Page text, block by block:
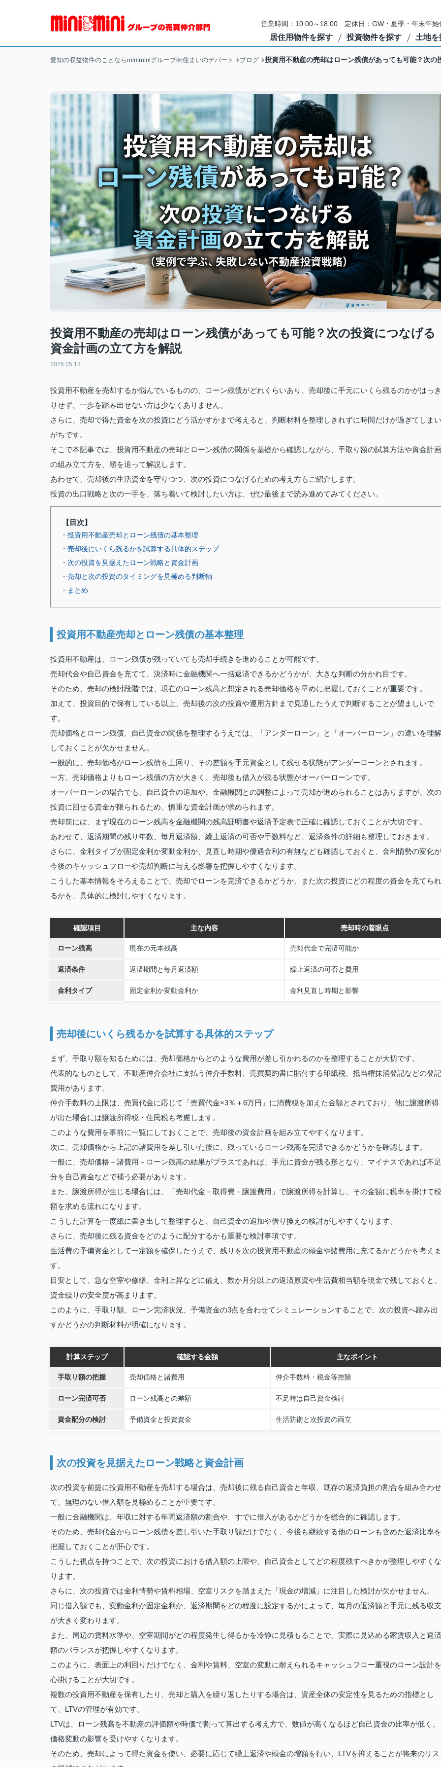
営業時間：10:00～18:00 定休日：GW・夏季・年末年始
居住用物件を探す 投資物件を探す 土地を
愛知の収益物件のことならminiminiグループ㈱住まいのデパート ブログ 投資用不動産の売却はローン残債があっても可能？次
投資用不動産の売却はローン残債があっても可能？次の投資につなげる
資金計画の立て方を解説
2026.05.13
投資用不動産を売却するか悩んでいるものの、ローン残債がどれくらいあり、売却後に手元にいくら残るのかがはっき
りせず、一歩を踏み出せない方は少なくありません。
さらに、売却で得た資金を次の投資にどう活かすかまで考えると、判断材料を整理しきれずに時間だけが過ぎてしまい
がちです。
そこで本記事では、投資用不動産の売却とローン残債の関係を基礎から確認しながら、手取り額の試算方法や資金計画
の組み立て方を、順を追って解説します。
あわせて、売却後の生活資金を守りつつ、次の投資につなげるための考え方もご紹介します。
投資の出口戦略と次の一手を、落ち着いて検討したい方は、ぜひ最後まで読み進めてみてください。
【目次】
・投資用不動産売却とローン残債の基本整理
・売却後にいくら残るかを試算する具体的ステップ
・次の投資を見据えたローン戦略と資金計画
・売却と次の投資のタイミングを見極める判断軸
・まとめ
投資用不動産売却とローン残債の基本整理
投資用不動産は、ローン残債が残っていても売却手続きを進めることが可能です。
売却代金や自己資金を充てて、決済時に金融機関へ一括返済できるかどうかが、大きな判断の分かれ目です。
そのため、売却の検討段階では、現在のローン残高と想定される売却価格を早めに把握しておくことが重要です。
加えて、投資目的で保有している以上、売却後の次の投資や運用方針まで見通したうえで判断することが望ましいで
す。
売却価格とローン残債、自己資金の関係を整理するうえでは、「アンダーローン」と「オーバーローン」の違いを理解
しておくことが欠かせません。
一般的に、売却価格がローン残債を上回り、その差額を手元資金として残せる状態がアンダーローンとされます。
一方、売却価格よりもローン残債の方が大きく、売却後も借入が残る状態がオーバーローンです。
オーバーローンの場合でも、自己資金の追加や、金融機関との調整によって売却が進められることはありますが、次の
投資に回せる資金が限られるため、慎重な資金計画が求められます。
売却前には、まず現在のローン残高を金融機関の残高証明書や返済予定表で正確に確認しておくことが大切です。
あわせて、返済期間の残り年数、毎月返済額、繰上返済の可否や手数料など、返済条件の詳細も整理しておきます。
さらに、金利タイプが固定金利か変動金利か、見直し時期や優遇金利の有無なども確認しておくと、金利情勢の変化が
今後のキャッシュフローや売却判断に与える影響を把握しやすくなります。
こうした基本情報をそろえることで、売却でローンを完済できるかどうか、また次の投資にどの程度の資金を充てられ
るかを、具体的に検討しやすくなります。
確認項目 主な内容 売却時の着眼点
ローン残高 現在の元本残高 売却代金で完済可能か
返済条件 返済期間と毎月返済額 繰上返済の可否と費用
金利タイプ 固定金利か変動金利か 金利見直し時期と影響
売却後にいくら残るかを試算する具体的ステップ
まず、手取り額を知るためには、売却価格からどのような費用が差し引かれるのかを整理することが大切です。
代表的なものとして、不動産仲介会社に支払う仲介手数料、売買契約書に貼付する印紙税、抵当権抹消登記などの登記
費用があります。
仲介手数料の上限は、売買代金に応じて「売買代金×3％＋6万円」に消費税を加えた金額とされており、他に譲渡所得
が出た場合には譲渡所得税・住民税も考慮します。
このような費用を事前に一覧にしておくことで、売却後の資金計画を組み立てやすくなります。
次に、売却価格から上記の諸費用を差し引いた後に、残っているローン残高を完済できるかどうかを確認します。
一般に、売却価格－諸費用－ローン残高の結果がプラスであれば、手元に資金が残る形となり、マイナスであれば不足
分を自己資金などで補う必要があります。
また、譲渡所得が生じる場合には、「売却代金－取得費－譲渡費用」で譲渡所得を計算し、その金額に税率を掛けて税
額を求める流れになります。
こうした計算を一度紙に書き出して整理すると、自己資金の追加や借り換えの検討がしやすくなります。
さらに、売却後に残る資金をどのように配分するかも重要な検討事項です。
生活費の予備資金として一定額を確保したうえで、残りを次の投資用不動産の頭金や諸費用に充てるかどうかを考えま
す。
目安として、急な空室や修繕、金利上昇などに備え、数か月分以上の返済原資や生活費相当額を現金で残しておくと、
資金繰りの安全度が高まります。
このように、手取り額、ローン完済状況、予備資金の3点を合わせてシミュレーションすることで、次の投資へ踏み出
すかどうかの判断材料が明確になります。
計算ステップ 確認する金額 主なポイント
手取り額の把握 売却価格と諸費用 仲介手数料・税金等控除
ローン完済可否 ローン残高との差額 不足時は自己資金検討
資金配分の検討 予備資金と投資資金 生活防衛と次投資の両立
次の投資を見据えたローン戦略と資金計画
次の投資を前提に投資用不動産を売却する場合は、売却後に残る自己資金と年収、既存の返済負担の割合を組み合わせ
て、無理のない借入額を見極めることが重要です。
一般に金融機関は、年収に対する年間返済額の割合や、すでに借入があるかどうかを総合的に確認します。
そのため、売却代金からローン残債を差し引いた手取り額だけでなく、今後も継続する他のローンも含めた返済比率を
把握しておくことが肝心です。
こうした視点を持つことで、次の投資における借入額の上限や、自己資金としてどの程度残すべきかが整理しやすくな
ります。
さらに、次の投資では金利情勢や賃料相場、空室リスクを踏まえた「現金の増減」に注目した検討が欠かせません。
同じ借入額でも、変動金利か固定金利か、返済期間をどの程度に設定するかによって、毎月の返済額と手元に残る収支
が大きく変わります。
また、周辺の賃料水準や、空室期間がどの程度発生し得るかを冷静に見積もることで、実際に見込める家賃収入と返済
額のバランスが把握しやすくなります。
このように、表面上の利回りだけでなく、金利や賃料、空室の変動に耐えられるキャッシュフロー重視のローン設計を
心掛けることが大切です。
複数の投資用不動産を保有したり、売却と購入を繰り返したりする場合は、資産全体の安定性を見るための指標とし
て、LTVの管理が有効です。
LTVは、ローン残高を不動産の評価額や時価で割って算出する考え方で、数値が高くなるほど自己資金の比率が低く、
価格変動の影響を受けやすくなります。
そのため、売却によって得た資金を使い、必要に応じて繰上返済や頭金の増額を行い、LTVを抑えることが将来のリス